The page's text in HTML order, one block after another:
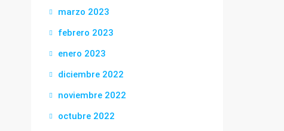
marzo 2023
febrero 2023
enero 2023
diciembre 2022
noviembre 2022
octubre 2022